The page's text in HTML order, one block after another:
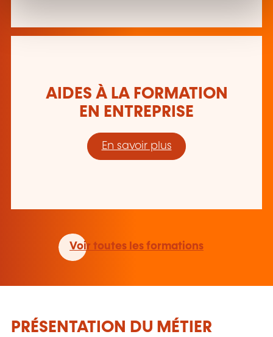
AIDES À LA FORMATION
EN ENTREPRISE
En savoir plus
Voir toutes les formations
PRÉSENTATION DU MÉTIER